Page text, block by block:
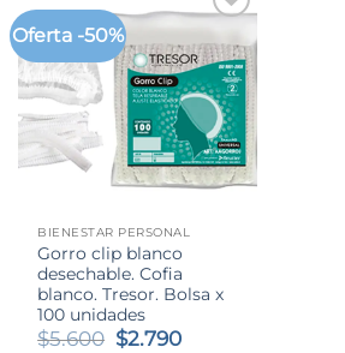
Oferta -50%
BIENESTAR PERSONAL
Gorro clip blanco
desechable. Cofia
blanco. Tresor. Bolsa x
100 unidades
$5.600 El
$2.790El